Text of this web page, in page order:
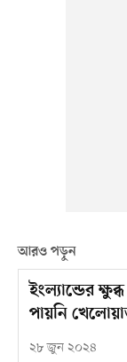
আরও পড়ুন
ইংল্যান্ডের
পায়নি
২৮ জুন ২০২৪